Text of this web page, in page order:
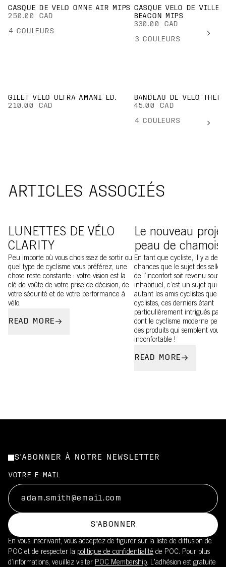
CASQUE DE VÉLO OMNE AIR MIPS
250.00 CAD
4 COULEURS
CASQUE VÉLO DE VILLE
BEACON MIPS
330.00 CAD
3 COULEURS
GILET VÉLO ULTRA AMANI ED.
210.00 CAD
BANDEAU DE VÉLO
45.00 CAD
4 COULEURS
ARTICLES ASSOCIÉS
LUNETTES DE VÉLO
CLARITY
Peu importe où vous choisissez de sortir ou
quel type de cyclisme vous préférez, une
chose reste constante : votre vision est la
clé de voûte de votre prise de décision, de
votre sécurité et de votre performance à
vélo.
READ MORE
Le nouveau
peau de chamois
En tant que cycliste, il y a de
chances que le sujet des selles
de l’inconfort soit revenu
inhabituel, c’est un sujet qui
autant les amis cyclistes que
cyclistes, ces derniers étant
particulièrement intrigués par
dont le cyclisme moderne peut
des produits qui semblent vous
inconfortable !
READ MORE
S'ABONNER À NOTRE NEWSLETTER
VOTRE E-MAIL
S'ABONNER
En vous inscrivant, vous acceptez de figurer sur la liste de diffusion de
POC et de respecter la politique de confidentialité de POC. Pour plus
d’informations, veuillez visiter POC Membership. L'adhésion est gratuite